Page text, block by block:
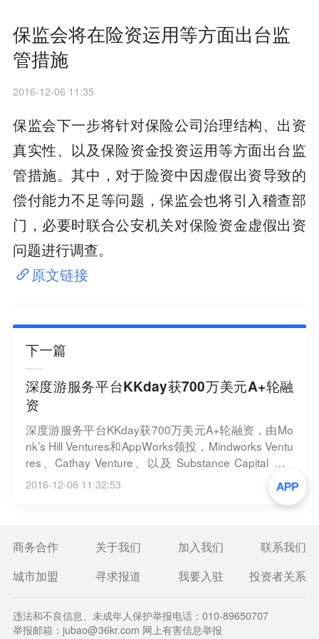
保监会将在险资运用等方面出台监
管措施
2016-12-06 11:35
保监会下一步将针对保险公司治理结构、出资
真实性、以及保险资金投资运用等方面出台监
管措施。其中，对于险资中因虚假出资导致的
偿付能力不足等问题，保监会也将引入稽查部
门，必要时联合公安机关对保险资金虚假出资
问题进行调查。
原文链接
下一篇
深度游服务平台KKday获700万美元A+轮融
资
深度游服务平台KKday获700万美元A+轮融资，由Mo
nk’s Hill Ventures和AppWorks领投，Mindworks Ventu
res、Cathay Venture、以及 Substance Capital （H
K）跟投。2015年9月，KKday完成450 万美元A轮融
2016-12-06 11:32:53
商务合作 关于我们 加入我们
联系我们
城市加盟
寻求报道 我要入驻 投资者关系
违法和不良信息、未成年人保护举报电话：010-89650707
举报邮箱：jubao@36kr.com 网上有害信息举报